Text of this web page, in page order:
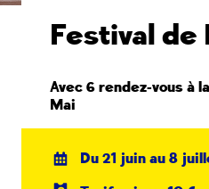
Festival
Avec 6 rendez-vous à
Mai
Du 21 juin au 8